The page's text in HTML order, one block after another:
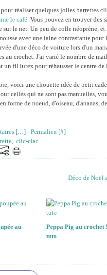
réaliser quelques jolies barrettes
le café. Vous pouvez en trouver des
le net. Un peu de colle néoprène,
avec une laine contrastante pour
d'une déco de voiture lors d'un
au crochet. J'ai varié le nombre de
fil lurex pour réhausser le centre de
voici une chouette idée de petit
celles qui ne sont pas manuelles,
en forme de noeud, d'oiseau, d'ananas,
[…] - Permalien [#]
, clic-clac
Déco de Noël
au
Peppa Pig au crochet
tuto